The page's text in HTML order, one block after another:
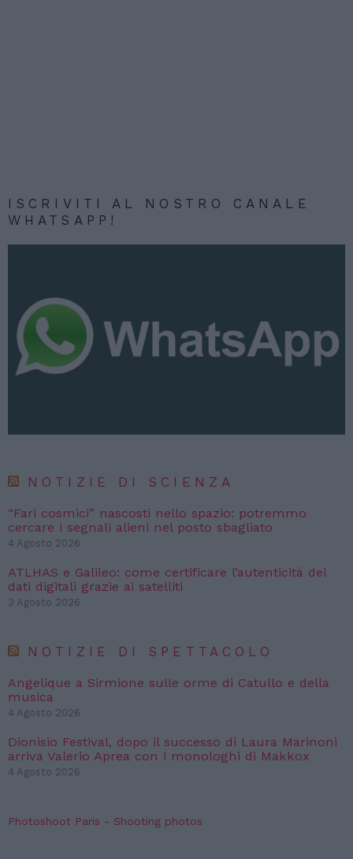
ISCRIVITI AL NOSTRO CANALE
WHATSAPP!
NOTIZIE DI SCIENZA
“Fari cosmici” nascosti nello spazio: potremmo
cercare i segnali alieni nel posto sbagliato
4 Agosto 2026
ATLHAS e Galileo: come certificare l’autenticità dei
dati digitali grazie ai satelliti
3 Agosto 2026
NOTIZIE DI SPETTACOLO
Angelique a Sirmione sulle orme di Catullo e della
musica
4 Agosto 2026
Dionisio Festival, dopo il successo di Laura Marinoni
arriva Valerio Aprea con i monologhi di Makkox
4 Agosto 2026
Photoshoot Paris - Shooting photos